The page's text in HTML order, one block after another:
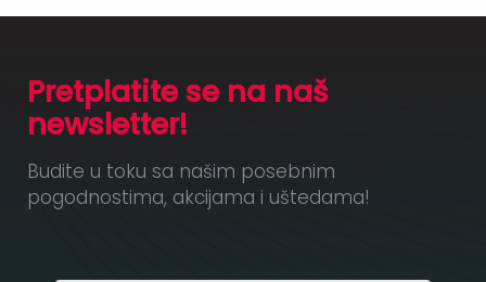
Pretplatite se na naš
newsletter!
Budite u toku sa našim posebnim
pogodnostima, akcijama i uštedama!